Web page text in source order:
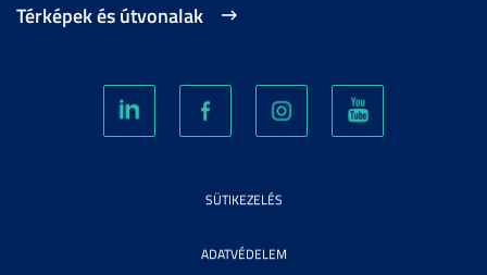
Térképek és útvonalak
SÜTIKEZELÉS
ADATVÉDELEM